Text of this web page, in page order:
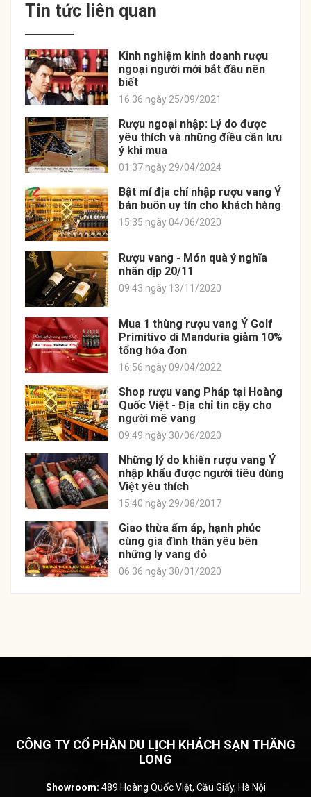
Tin tức liên quan
Kinh nghiệm kinh doanh rượu
ngoại người mới bắt đầu nên
biết
16:36 ngày 25/09/2021
Rượu ngoại nhập: Lý do được
yêu thích và những điều cần lưu
ý khi mua
01:37 ngày 29/04/2024
Bật mí địa chỉ nhập rượu vang Ý
bán buôn uy tín cho khách hàng
15:35 ngày 04/06/2020
Rượu vang - Món quà ý nghĩa
nhân dịp 20/11
09:43 ngày 13/11/2020
Mua 1 thùng rượu vang Ý Golf
Primitivo di Manduria giảm 10%
tổng hóa đơn
16:56 ngày 09/04/2022
Shop rượu vang Pháp tại Hoàng
Quốc Việt - Địa chỉ tin cậy cho
người mê vang
09:49 ngày 30/06/2020
Những lý do khiến rượu vang Ý
nhập khẩu được người tiêu dùng
Việt yêu thích
15:40 ngày 29/08/2017
Giao thừa ấm áp, hạnh phúc
cùng gia đình thân yêu bên
những ly vang đỏ
06:36 ngày 30/01/2020
CÔNG TY CỔ PHẦN DU LỊCH KHÁCH SẠN THĂNG
LONG
Showroom: 489 Hoàng Quốc Việt, Cầu Giấy, Hà Nội